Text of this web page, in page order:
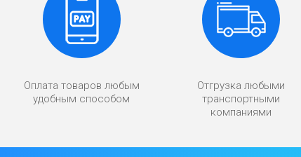
Оплата товаров любым
удобным способом
Отгрузка любыми
транспортными
компаниями